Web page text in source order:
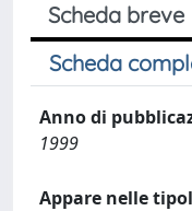
Scheda breve
Scheda
Anno di
1999
Appare nelle